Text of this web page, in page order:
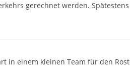
gerechnet werden.
in einem kleinen Team für den